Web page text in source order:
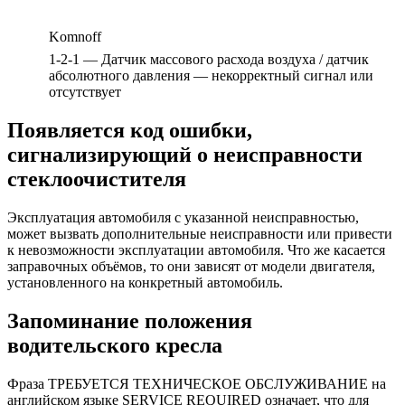
Komnoff
1-2-1 — Датчик массового расхода воздуха / датчик
абсолютного давления — некорректный сигнал или
отсутствует
Появляется код ошибки,
сигнализирующий о неисправности
стеклоочистителя
Эксплуатация автомобиля с указанной неисправностью,
может вызвать дополнительные неисправности или привести
к невозможности эксплуатации автомобиля. Что же касается
заправочных объёмов, то они зависят от модели двигателя,
установленного на конкретный автомобиль.
Запоминание положения
водительского кресла
Фраза ТРЕБУЕТСЯ ТЕХНИЧЕСКОЕ ОБСЛУЖИВАНИЕ на
английском языке SERVICE REQUIRED означает, что для